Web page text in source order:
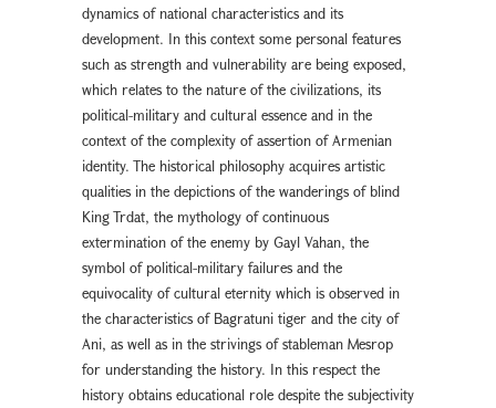
dynamics of national characteristics and its
development. In this context some personal features
such as strength and vulnerability are being exposed,
which relates to the nature of the civilizations, its
political-military and cultural essence and in the
context of the complexity of assertion of Armenian
identity. The historical philosophy acquires artistic
qualities in the depictions of the wanderings of blind
King Trdat, the mythology of continuous
extermination of the enemy by Gayl Vahan, the
symbol of political-military failures and the
equivocality of cultural eternity which is observed in
the characteristics of Bagratuni tiger and the city of
Ani, as well as in the strivings of stableman Mesrop
for understanding the history. In this respect the
history obtains educational role despite the subjectivity